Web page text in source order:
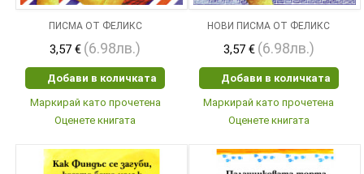
ПИСМА ОТ ФЕЛИКС
3,57 € (6.98лв.)
Добави в количката
Маркирай като прочетена
Оценете книгата
НОВИ ПИСМА ОТ ФЕЛИКС
3,57 € (6.98лв.)
Добави в количката
Маркирай като прочетена
Оценете книгата